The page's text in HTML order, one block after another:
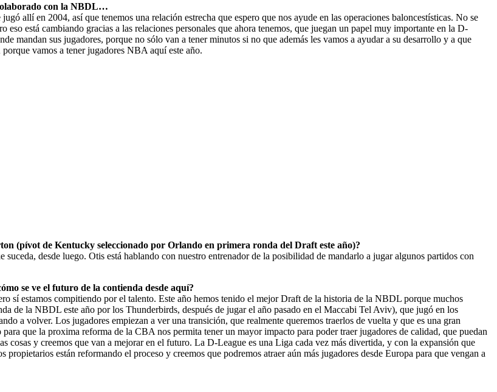
con la NBDL…
allí en 2004, así que tenemos una relación estrecha que espero que nos ayude en las operaciones baloncestísticas. No se
está cambiando gracias a las relaciones personales que ahora tenemos, que juegan un papel muy importante en la D-
mandan sus jugadores, porque no sólo van a tener minutos si no que además les vamos a ayudar a su desarrollo y a que
vamos a tener jugadores NBA aquí este año.
(pívot de Kentucky seleccionado por Orlando en primera ronda del Draft este año)?
desde luego. Otis está hablando con nuestro entrenador de la posibilidad de mandarlo a jugar algunos partidos con
se ve el futuro de la contienda desde aquí?
sí estamos compitiendo por el talento. Este año hemos tenido el mejor Draft de la historia de la NBDL porque muchos
de la NBDL este año por los Thunderbirds, después de jugar el año pasado en el Maccabi Tel Aviv), que jugó en los
a volver. Los jugadores empiezan a ver una transición, que realmente queremos traerlos de vuelta y que es una gran
que la proxima reforma de la CBA nos permita tener un mayor impacto para poder traer jugadores de calidad, que puedan
cosas y creemos que van a mejorar en el futuro. La D-League es una Liga cada vez más divertida, y con la expansión que
están reformando el proceso y creemos que podremos atraer aún más jugadores desde Europa para que vengan a